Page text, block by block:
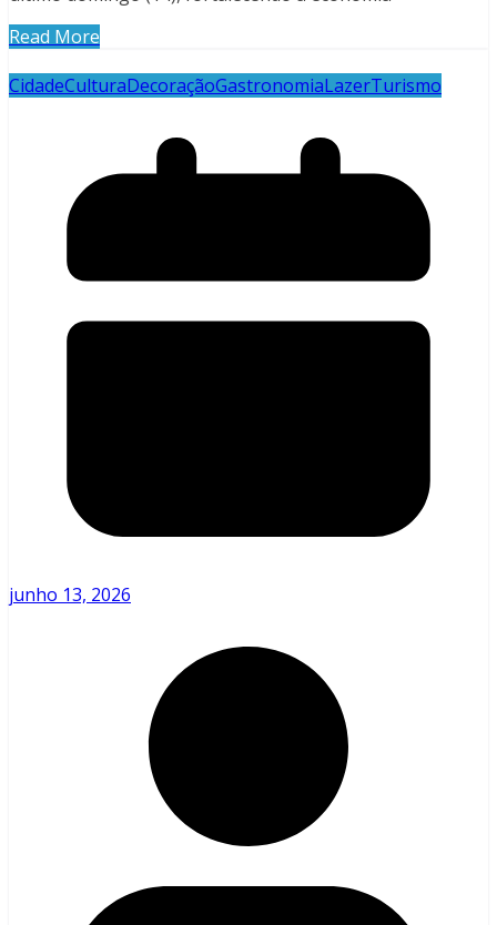
Read More
CidadeCulturaDecoraçãoGastronomiaLazerTurismo
junho 13, 2026